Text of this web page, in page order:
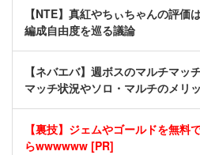
【NTE】真紅やちぃちゃんの評価
編成自由度を巡る議論
【ネバエバ】週ボスのマルチマッ
マッチ状況やソロ・マルチのメリ
【裏技】ジェムやゴールドを無料
らwwwwww [PR]